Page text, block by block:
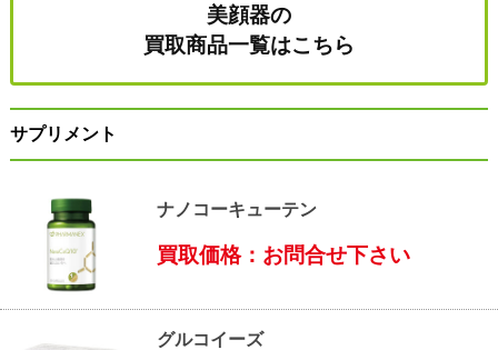
美顔器の
買取商品一覧はこちら
サプリメント
ナノコーキューテン
買取価格：お問合せ下さい
グルコイーズ